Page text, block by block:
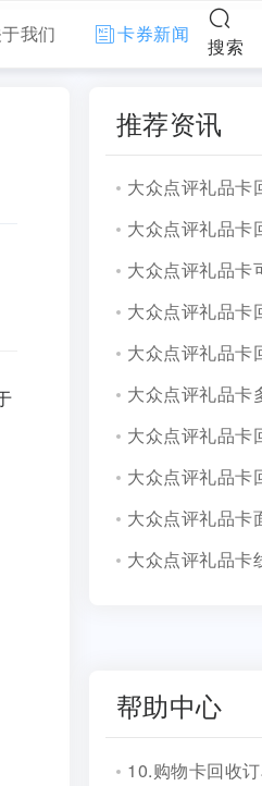
我们 卡券新闻
搜索
推荐资讯
帮助中心